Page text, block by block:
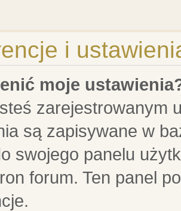
i
moje
zarejestrowanym
są zapisywane w
swojego panelu
forum. Ten panel